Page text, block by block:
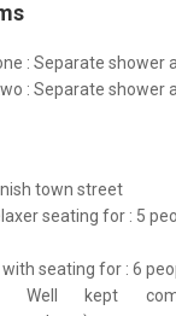
: Separate shower
: Separate shower
town street
seating for : 5
with seating for : 6
Well kept